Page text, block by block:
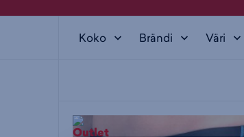
Koko Brändi Väri